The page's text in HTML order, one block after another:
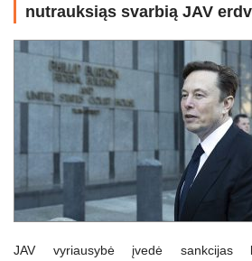
nutrauksiąs svarbią JAV
JAV vyriausybė įvedė sankcijas